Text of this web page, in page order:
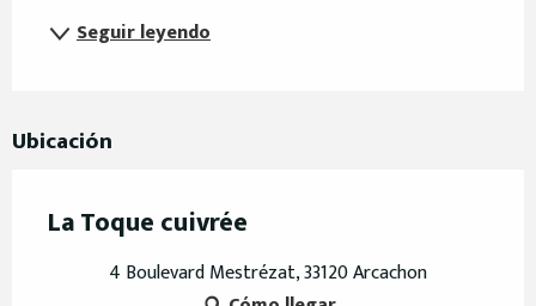
Seguir leyendo
Ubicación
La Toque cuivrée
4 Boulevard Mestrézat, 33120 Arcachon